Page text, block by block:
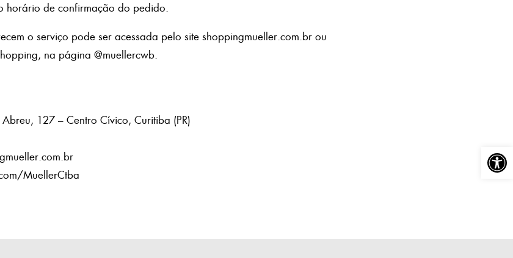
Abrir
horário de confirmação do pedido.
o serviço pode ser acessada pelo site shoppingmueller.com.br ou
na página @muellercwb.
127 – Centro Cívico, Curitiba (PR)
MuellerCtba